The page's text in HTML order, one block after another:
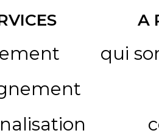
A
qui